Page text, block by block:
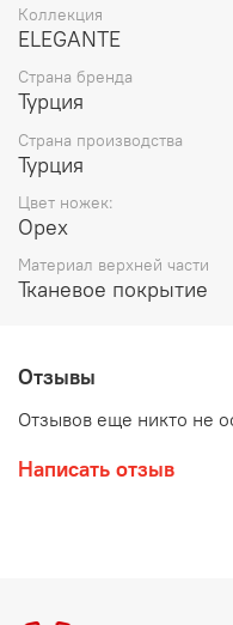
Коллекция
ELEGANTE
Страна бренда
Турция
Страна производства
Турция
Цвет ножек:
Орех
Материал верхней части
Тканевое покрытие
Отзывы
Отзывов еще никто не
Написать отзыв